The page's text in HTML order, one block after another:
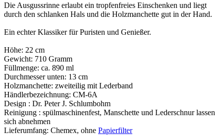
Die Ausgussrinne erlaubt ein tropfenfreies Einschenken und liegt
durch den schlanken Hals und die Holzmanchette gut in der Hand.
Ein echter Klassiker für Puristen und Genießer.
Höhe: 22 cm
Gewicht: 710 Gramm
Füllmenge: ca. 890 ml
Durchmesser unten: 13 cm
Holzmanchette: zweiteilig mit Lederband
Händlerbezeichnung: CM-6A
Design : Dr. Peter J. Schlumbohm
Reinigung : spülmaschinenfest, Manschette und Lederschnur lassen
sich abnehmen
Lieferumfang: Chemex, ohne Papierfilter